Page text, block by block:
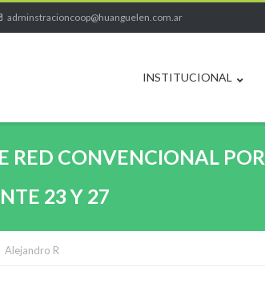
adminstracioncoop@huanguelen.com.ar
INSTITUCIONAL
RED CONVENCIONAL
23 Y 27
Alejandro R